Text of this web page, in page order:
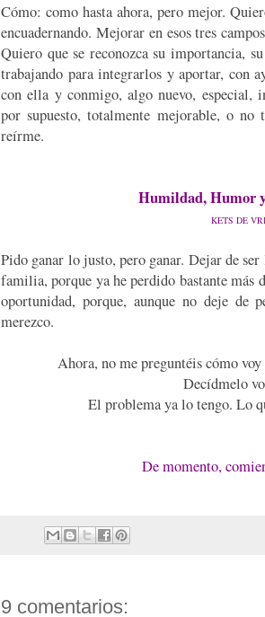
Cómo: como hasta ahora, pero mejor.
encuadernando. Mejorar en esos tres
Quiero que se reconozca su importancia,
trabajando para integrarlos y aportar, con
con ella y conmigo, algo nuevo,
por supuesto, totalmente mejorable, o
reírme.
Humildad, Humor
KETS DE
Pido ganar lo justo, pero ganar. Dejar de
familia, porque ya he perdido bastante más
oportunidad, porque, aunque no deje de
merezco.
Ahora, no me preguntéis cómo
Decídmelo
El problema ya lo tengo. Lo
De momento,
9 comentarios: